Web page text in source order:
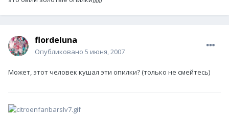
flordeluna
Опубликовано 5 июня, 2007
Может, этот человек кушал эти опилки? (только не смейтесь)